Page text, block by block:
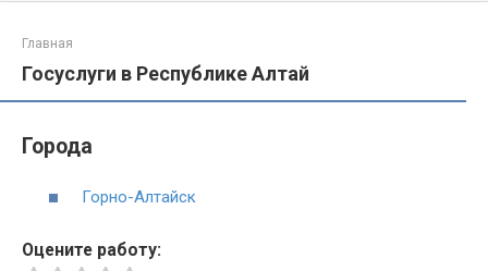
Главная
Госуслуги в Республике Алтай
Города
Горно-Алтайск
Оцените работу: